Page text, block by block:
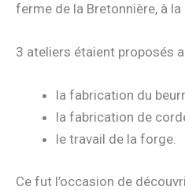
ferme de la Bretonnière, à la
3 ateliers étaient proposés
la fabrication du
la fabrication de
le travail de la forge.
Ce fut l’occasion de